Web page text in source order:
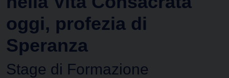
oggi, profezia di
Speranza
Stage di Formazione